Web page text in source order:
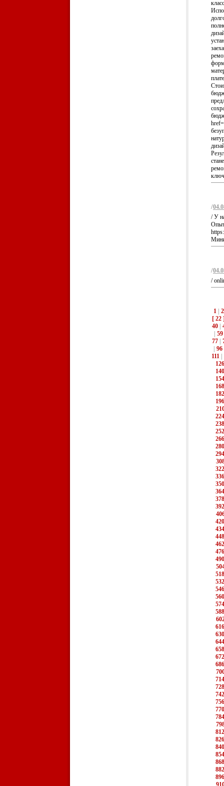
/
/ У
/
/
1
2
[ 22
40|
59
77|
96
111|
126
140
154
168
182
196
224
238
252
266
280
294
322
336
350
364
378
392
420
434
448
462
476
490
518
532
546
560
574
588
616
630
644
658
672
686
714
728
742
756
770
784
812
826
840
854
868
882
896